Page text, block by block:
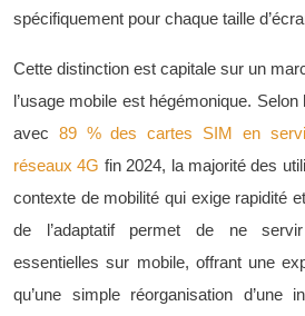
spécifiquement pour chaque taille
Cette distinction est capitale sur un
l’usage mobile est hégémonique. Selon
avec 89 % des cartes SIM en
réseaux 4G fin 2024, la majorité des
contexte de mobilité qui exige rapidité
de l’adaptatif permet de ne
essentielles sur mobile, offrant une
qu’une simple réorganisation d’une